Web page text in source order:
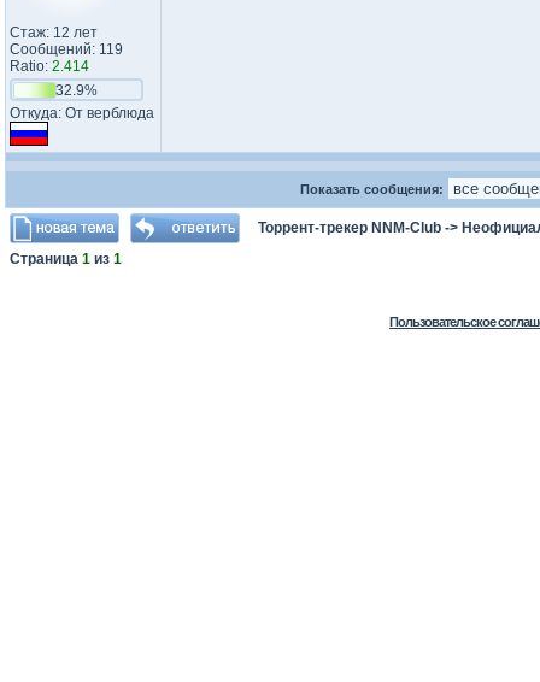
Стаж: 12 лет
Сообщений: 119
Ratio: 2.414
32.9%
Откуда: От верблюда
Показать сообщения:
Торрент-трекер NNM-Club ->
Страница 1 из 1
Пользовательское